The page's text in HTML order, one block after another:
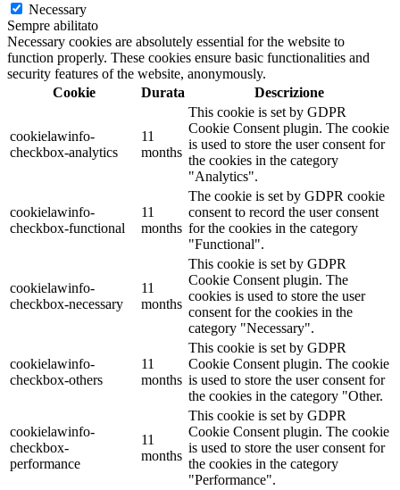
Necessary
Sempre abilitato
Necessary cookies are absolutely essential for the website to
function properly. These cookies ensure basic functionalities and
security features of the website, anonymously.
Cookie
Durata Descrizione
cookielawinfo-
checkbox-analytics
11
months
This cookie is set by GDPR
Cookie Consent plugin. The cookie
is used to store the user consent for
the cookies in the category
"Analytics".
cookielawinfo-
checkbox-functional
11
months
The cookie is set by GDPR cookie
consent to record the user consent
for the cookies in the category
"Functional".
cookielawinfo-
checkbox-necessary
11
months
This cookie is set by GDPR
Cookie Consent plugin. The
cookies is used to store the user
consent for the cookies in the
category "Necessary".
cookielawinfo-
checkbox-others
11
months
This cookie is set by GDPR
Cookie Consent plugin. The cookie
is used to store the user consent for
the cookies in the category "Other.
cookielawinfo-
checkbox-
performance
11
months
This cookie is set by GDPR
Cookie Consent plugin. The cookie
is used to store the user consent for
the cookies in the category
"Performance".